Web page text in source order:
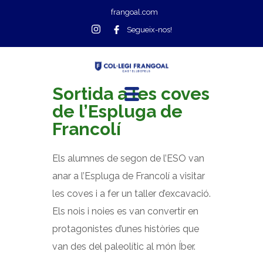
frangoal.com
Segueix-nos!
Sortida a les coves
de l’Espluga de
Francolí
Els alumnes de segon de l’ESO van
anar a l’Espluga de Francolí a visitar
les coves i a fer un taller d’excavació.
Els nois i noies es van convertir en
protagonistes d’unes històries que
van des del paleolític al món Íber.